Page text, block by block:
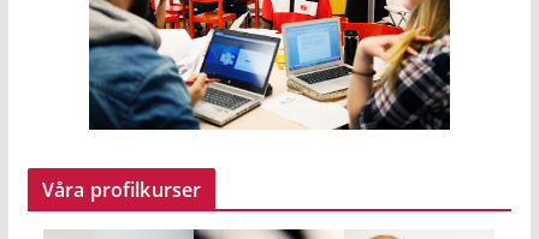
Våra profilkurser